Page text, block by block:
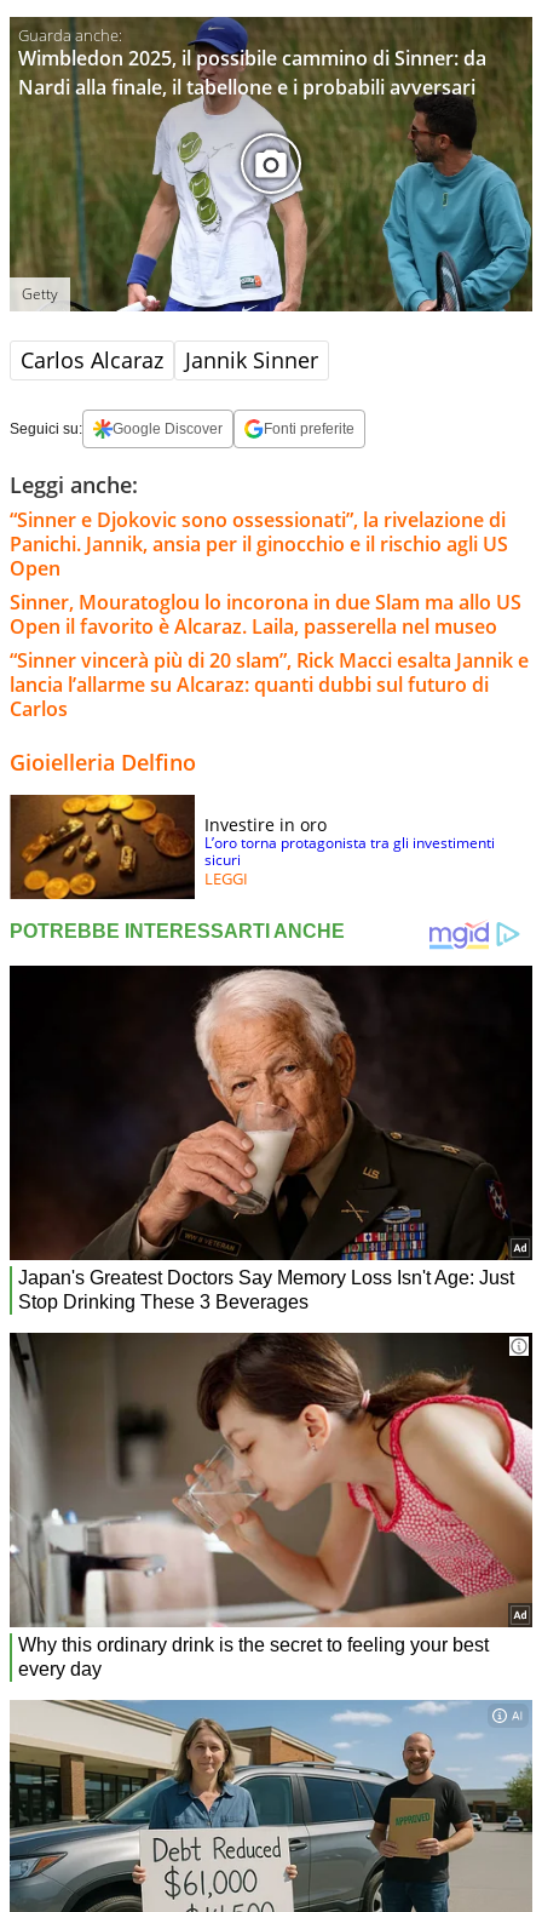
Wimbledon 2025, il possibile cammino di Sinner: da
Nardi alla finale, il tabellone e i probabili avversari
Getty
Carlos Alcaraz Jannik Sinner
Seguici su: Google Discover Fonti preferite
Leggi anche:
“Sinner e Djokovic sono ossessionati”, la rivelazione di
Panichi. Jannik, ansia per il ginocchio e il rischio agli US
Open
Sinner, Mouratoglou lo incorona in due Slam ma allo US
Open il favorito è Alcaraz. Laila, passerella nel museo
“Sinner vincerà più di 20 slam”, Rick Macci esalta Jannik e
lancia l’allarme su Alcaraz: quanti dubbi sul futuro di
Carlos
Gioielleria Delfino
Investire in oro
L’oro torna protagonista tra gli investimenti
sicuri
LEGGI